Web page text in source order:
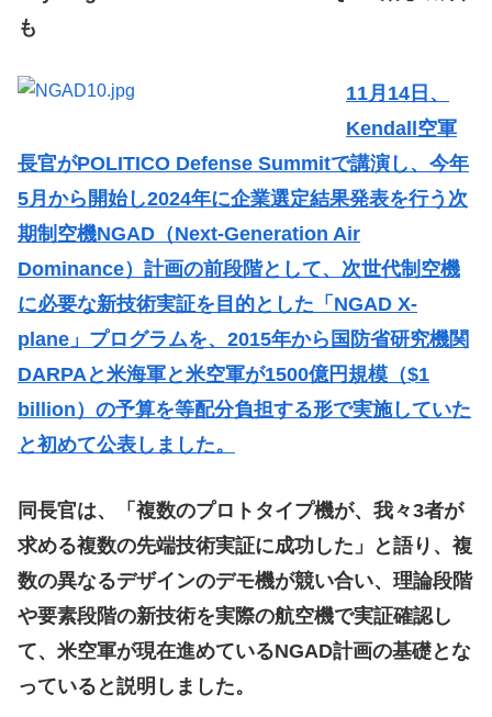
も
11月14日、
Kendall空軍
長官がPOLITICO Defense Summitで講演し、今年
5月から開始し2024年に企業選定結果発表を行う次
期制空機NGAD（Next-Generation Air
Dominance）計画の前段階として、次世代制空機
に必要な新技術実証を目的とした「NGAD X-
plane」プログラムを、2015年から国防省研究機関
DARPAと米海軍と米空軍が1500億円規模（$1
billion）の予算を等配分負担する形で実施していた
と初めて公表しました。
同長官は、「複数のプロトタイプ機が、我々3者が
求める複数の先端技術実証に成功した」と語り、複
数の異なるデザインのデモ機が競い合い、理論段階
や要素段階の新技術を実際の航空機で実証確認し
て、米空軍が現在進めているNGAD計画の基礎とな
っていると説明しました。